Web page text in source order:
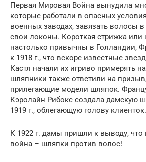
Первая Мировая Война вынудила
которые работали в опасных
военных заводах, завязать волосы
свои локоны. Короткая стрижка
настолько привычны в Голландии,
к 1918 г., что вскоре известные
Кастл начали их игриво примерять
шляпники также ответили на
прилегающие модели шляпок.
Кэролайн Рибокс создала дамскую
1919 г., облегающую голову клиенток.
К 1922 г. дамы пришли к выводу, что
война – шляпки против волос!